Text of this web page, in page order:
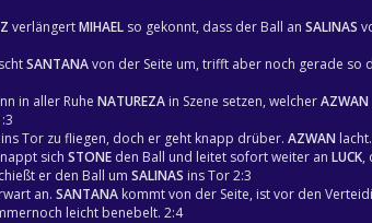
verlängertMIHAEL so gekonnt, dass der Ball an SALINAS
SANTANAvon der Seite um, trifft aber noch gerade so
in aller Ruhe NATUREZA in Szene setzen, welcherAZWAN
Tor zu fliegen, doch er geht knapp drüber. AZWAN lacht.
sich STONE den Ball und leitet sofort weiter an LUCK,
er den Ball um SALINAS ins Tor 2:3
an. SANTANA kommt von der Seite, ist vor den
leicht benebelt. 2:4